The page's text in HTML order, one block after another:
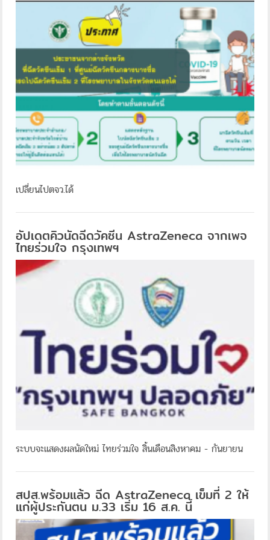
เปลี่ยนไปตจว.ได้
อัปเดตคิวนัดฉีดวัคซีน AstraZeneca จากเพจ
ไทยร่วมใจ กรุงเทพฯ
ระบบจะแสดงผลนัดใหม่ ไทยร่วมใจ สิ้นเดือนสิงหาคม - กันยายน
สปส.พร้อมแล้ว ฉีด AstraZeneca เข็มที่ 2 ให้
แก่ผู้ประกันตน ม.33 เริ่ม 16 ส.ค. นี้